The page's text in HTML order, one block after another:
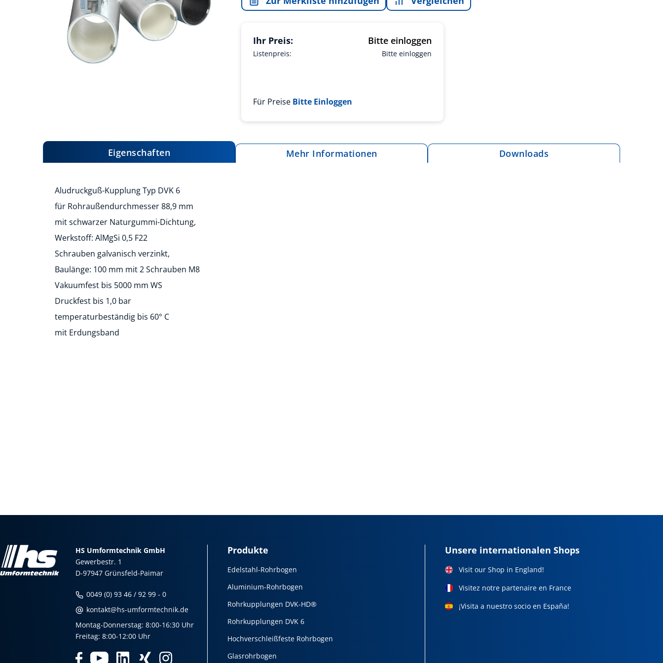
Bildergalerie
Listenpreis: Bitte einloggen
Ihr Preis: Bitte einloggen
Für Preise Bitte Einloggen
Eigenschaften
Aludruckguß-Kupplung Typ DVK 6
für Rohraußendurchmesser 88,9 mm
mit schwarzer Naturgummi-Dichtung,
Werkstoff: AlMgSi 0,5 F22
Schrauben galvanisch verzinkt,
Baulänge: 100 mm mit 2 Schrauben M8
Vakuumfest bis 5000 mm WS
Druckfest bis 1,0 bar
temperaturbeständig bis 60° C
mit Erdungsband
Mehr Informationen Downloads
HS Umformtechnik GmbH
Gewerbestr. 1
D-97947 Grünsfeld-Paimar
0049 (0) 93 46 / 92 99 - 0
kontakt@hs-umformtechnik.de
Montag-Donnerstag: 8:00-16:30 Uhr
Freitag: 8:00-12:00 Uhr
Produkte
Edelstahl-Rohrbogen
Aluminium-Rohrbogen
Rohrkupplungen DVK-HD®
Rohrkupplungen DVK 6
Hochverschleißfeste Rohrbogen
Glasrohrbogen
Unsere internationalen Shops
Visit our Shop in England!
Visitez notre partenaire en France
¡Visita a nuestro socio en España!